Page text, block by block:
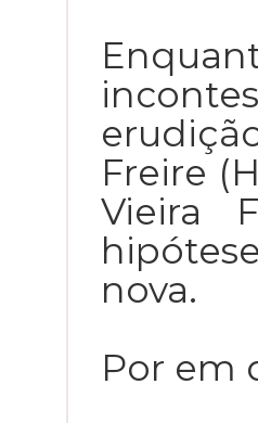
Freire
Vieira
nova.
Por em